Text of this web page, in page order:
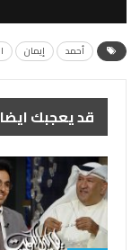
أحمد إيمان
قد يعجبك ايضا